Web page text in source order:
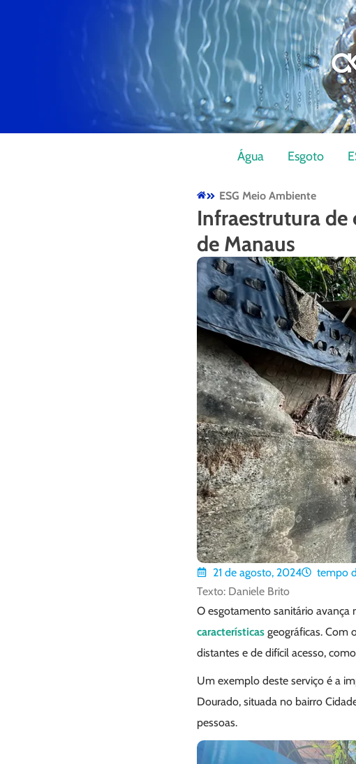
Água Esgoto
ESG Meio Ambiente
Infraestrutura de
de Manaus
21 de agosto, 2024 tempo
Texto: Daniele Brito
O esgotamento sanitário avança
características geográficas. Com
distantes e de difícil acesso,
Um exemplo deste serviço é a
Dourado, situada no bairro
pessoas.